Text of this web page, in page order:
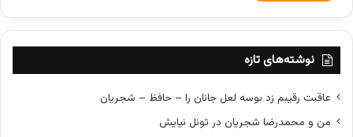
نوشته‌های تازه
عاقبت رقیبم زد بوسه لعل جانان را – حافظ – شجریان
من و محمدرضا شجریان در تونل نیایش